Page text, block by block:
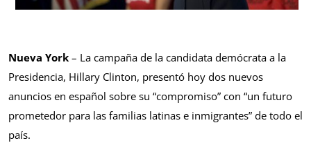
Nueva York – La campaña de la candidata demócrata a la
Presidencia, Hillary Clinton, presentó hoy dos nuevos
anuncios en español sobre su “compromiso” con “un futuro
prometedor para las familias latinas e inmigrantes” de todo el
país.